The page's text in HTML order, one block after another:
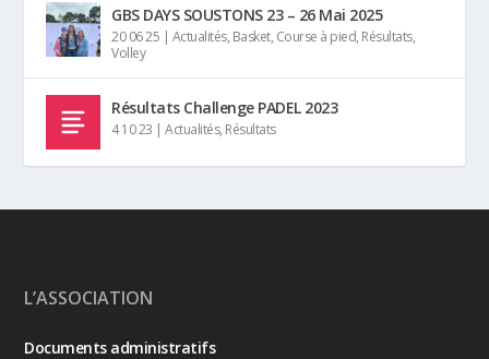
GBS DAYS SOUSTONS 23 – 26 Mai 2025
20 06 25 | Actualités, Basket, Course à pied, Résultats,
Volley
Résultats Challenge PADEL 2023
4 10 23 |Actualités, Résultats
L’ASSOCIATION
Documents administratifs